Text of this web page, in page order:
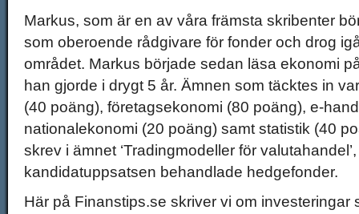
Markus, som är en av våra främsta skribenter
som oberoende rådgivare för fonder och drog
området. Markus började sedan läsa ekonomi
han gjorde i drygt 5 år. Ämnen som täcktes in
(40 poäng), företagsekonomi (80 poäng), e-
nationalekonomi (20 poäng) samt statistik (40
skrev i ämnet ‘Tradingmodeller för
kandidatuppsatsen behandlade hedgefonder.
Här på Finanstips.se skriver vi om investeringar